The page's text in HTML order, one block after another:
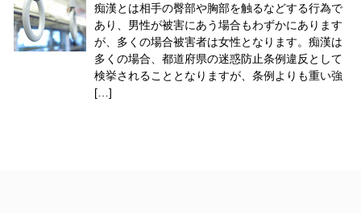
痴漢とは相手の臀部や胸部を触るなどする行為で
あり、男性が被害にあう場合もわずかにあります
が、多くの場合被害者は女性となります。痴漢は
多くの場合、都道府県の迷惑防止条例違反として
検挙されることとなりますが、条例よりも重い強
[…]